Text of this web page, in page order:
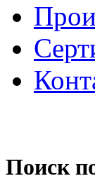
Поиск